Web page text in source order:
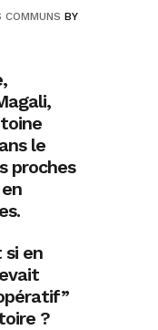
COMMUNS BY
le
proches
si en
?